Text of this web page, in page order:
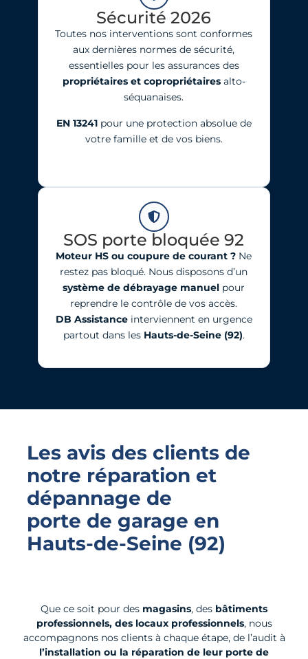
Sécurité 2026
Toutes nos interventions sont conformes
aux dernières normes de sécurité,
essentielles pour les assurances des
propriétaires et copropriétairesalto-
séquanaises.
EN 13241pour une protection absolue de
votre famille et de vos biens.
SOS porte bloquée 92
Moteur HS ou coupure de courant ? Ne
restez pas bloqué. Nous disposons d’un
système de débrayage manuel pour
reprendre le contrôle de vos accès.
DB Assistanceinterviennent en urgence
partout dans les Hauts-de-Seine (92).
Les avis des clients de
notre réparation et
dépannage de
porte de garage en
Hauts-de-Seine (92)
Que ce soit pour des magasins, des bâtiments
professionnels, des locaux professionnels, nous
accompagnons nos clients à chaque étape, de l’audit à
l’installation ou la réparation de leur porte de